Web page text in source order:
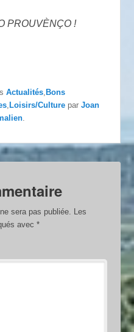
!
Actualités Bons
Loisirs/Culture parJoan
sera pas publiée.
Les
avec*